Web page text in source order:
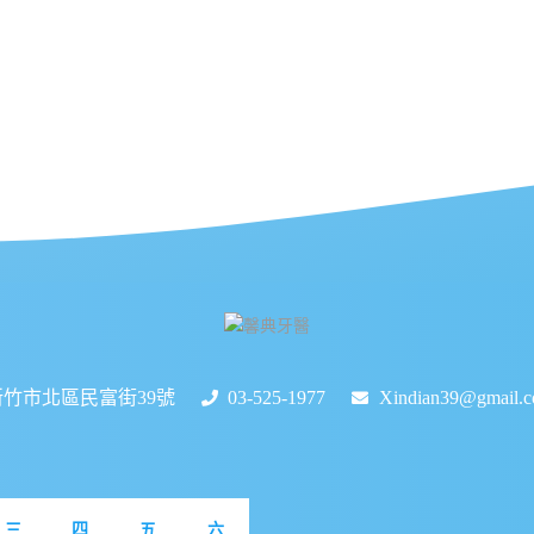
市北區民富街39號 03-525-1977
三 四 五 六